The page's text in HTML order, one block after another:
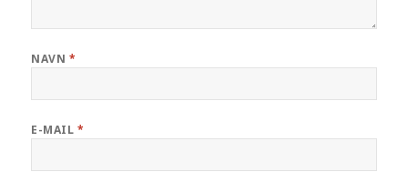
NAVN *
E-MAIL *